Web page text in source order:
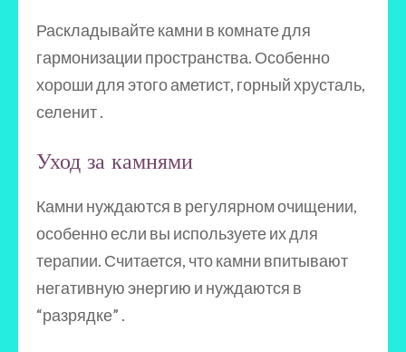
Раскладывайте камни в комнате для
гармонизации пространства. Особенно
хороши для этого аметист, горный хрусталь,
селенит .
Уход за камнями
Камни нуждаются в регулярном очищении,
особенно если вы используете их для
терапии. Считается, что камни впитывают
негативную энергию и нуждаются в
“разрядке” .